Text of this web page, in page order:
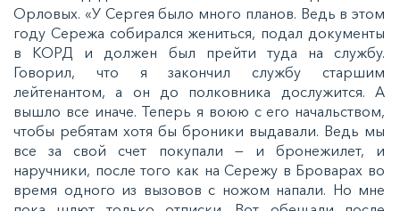
Орловых. «У Сергея было много планов. Ведь в этом
году Сережа собирался жениться, подал документы
в КОРД и должен был прейти туда на службу.
Говорил, что я закончил службу старшим
лейтенантом, а он до полковника дослужится. А
вышло все иначе. Теперь я воюю с его начальством,
чтобы ребятам хотя бы броники выдавали. Ведь мы
все за свой счет покупали — и бронежилет, и
наручники, после того как на Сережу в Броварах во
время одного из вызовов с ножом напали. Но мне